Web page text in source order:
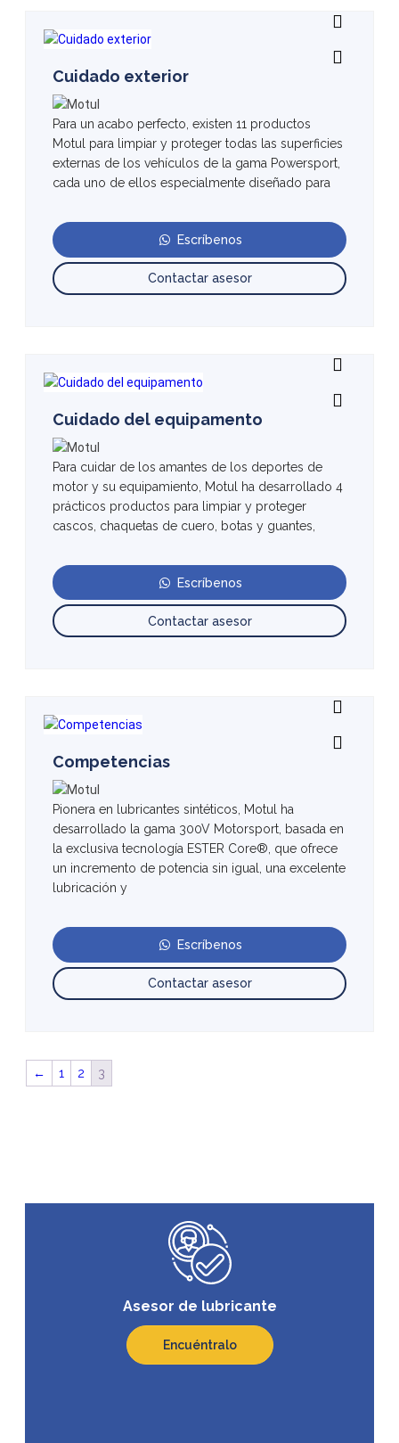
Cuidado exterior
Para un acabo perfecto, existen 11 productos
Motul para limpiar y proteger todas las superficies
externas de los vehículos de la gama Powersport,
cada uno de ellos especialmente diseñado para
Escríbenos
Contactar asesor
Cuidado del equipamento
Para cuidar de los amantes de los deportes de
motor y su equipamiento, Motul ha desarrollado 4
prácticos productos para limpiar y proteger
cascos, chaquetas de cuero, botas y guantes,
Escríbenos
Contactar asesor
Competencias
Pionera en lubricantes sintéticos, Motul ha
desarrollado la gama 300V Motorsport, basada en
la exclusiva tecnología ESTER Core®, que ofrece
un incremento de potencia sin igual, una excelente
lubricación y
Escríbenos
Contactar asesor
← 1 2 3
Asesor de lubricante
Encuéntralo